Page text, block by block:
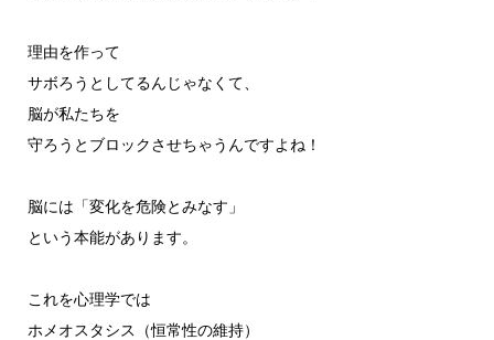
理由を作って
サボろうとしてるんじゃなくて、
脳が私たちを
守ろうとブロックさせちゃうんですよね！
脳には「変化を危険とみなす」
という本能があります。
これを心理学では
ホメオスタシス（恒常性の維持）